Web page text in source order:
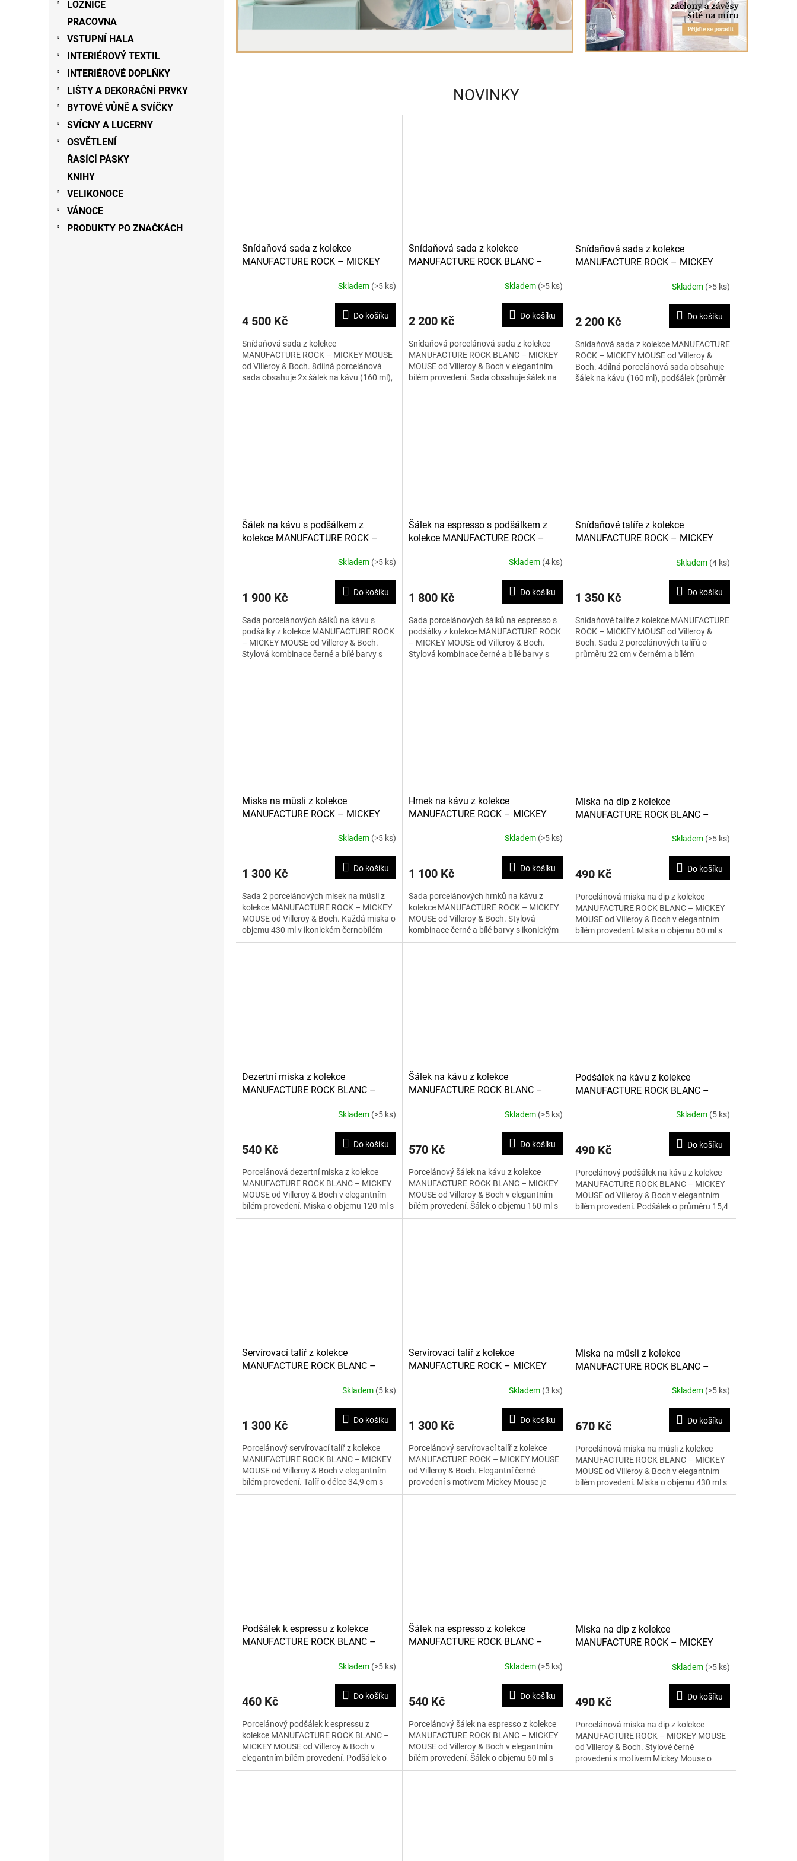
LOŽNICE
PRACOVNA
VSTUPNÍ HALA
INTERIÉROVÝ TEXTIL
INTERIÉROVÉ DOPLŇKY
LIŠTY A DEKORAČNÍ PRVKY
BYTOVÉ VŮNĚ A SVÍČKY
SVÍCNY A LUCERNY
OSVĚTLENÍ
ŘASÍCÍ PÁSKY
KNIHY
VELIKONOCE
VÁNOCE
PRODUKTY PO ZNAČKÁCH
š
e
NOVINKY
Snídaňová sada z kolekce
MANUFACTURE ROCK – MICKEY
Skladem (>5 ks)
4 500 Kč Do košíku
Snídaňová sada z kolekce
MANUFACTURE ROCK – MICKEY MOUSE
od Villeroy & Boch. 8dílná porcelánová
sada obsahuje 2× šálek na kávu (160 ml),
2× podšálek (průměr 15,4 cm), 2× misku...
Snídaňová sada z kolekce
MANUFACTURE ROCK BLANC –
Skladem (>5 ks)
2 200 Kč Do košíku
Snídaňová porcelánová sada z kolekce
MANUFACTURE ROCK BLANC – MICKEY
MOUSE od Villeroy & Boch v elegantním
bílém provedení. Sada obsahuje šálek na
kávu 160 ml, podšálek (průměr...
Snídaňová sada z kolekce
MANUFACTURE ROCK – MICKEY
Skladem (>5 ks)
2 200 Kč Do košíku
Snídaňová sada z kolekce MANUFACTURE
ROCK – MICKEY MOUSE od Villeroy &
Boch. 4dílná porcelánová sada obsahuje
šálek na kávu (160 ml), podšálek (průměr
15,4 cm), misku (430 ml) a...
Šálek na kávu s podšálkem z
kolekce MANUFACTURE ROCK –
Skladem (>5 ks)
1 900 Kč Do košíku
Sada porcelánových šálků na kávu s
podšálky z kolekce MANUFACTURE ROCK
– MICKEY MOUSE od Villeroy & Boch.
Stylová kombinace černé a bílé barvy s
motivem Mickey Mouse, ideální...
Šálek na espresso s podšálkem z
kolekce MANUFACTURE ROCK –
Skladem (4 ks)
1 800 Kč Do košíku
Sada porcelánových šálků na espresso s
podšálky z kolekce MANUFACTURE ROCK
– MICKEY MOUSE od Villeroy & Boch.
Stylová kombinace černé a bílé barvy s
motivem Mickey Mouse pro...
Snídaňové talíře z kolekce
MANUFACTURE ROCK – MICKEY
Skladem (4 ks)
1 350 Kč Do košíku
Snídaňové talíře z kolekce MANUFACTURE
ROCK – MICKEY MOUSE od Villeroy &
Boch. Sada 2 porcelánových talířů o
průměru 22 cm v černém a bílém
provedení s motivem Mickey Mouse.
Miska na müsli z kolekce
MANUFACTURE ROCK – MICKEY
Skladem (>5 ks)
1 300 Kč Do košíku
Sada 2 porcelánových misek na müsli z
kolekce MANUFACTURE ROCK – MICKEY
MOUSE od Villeroy & Boch. Každá miska o
objemu 430 ml v ikonickém černobílém
designu je ideální pro...
Hrnek na kávu z kolekce
MANUFACTURE ROCK – MICKEY
Skladem (>5 ks)
1 100 Kč Do košíku
Sada porcelánových hrnků na kávu z
kolekce MANUFACTURE ROCK – MICKEY
MOUSE od Villeroy & Boch. Stylová
kombinace černé a bílé barvy s ikonickým
motivem Mickey Mouse o objemu 280...
Miska na dip z kolekce
MANUFACTURE ROCK BLANC –
Skladem (>5 ks)
490 Kč Do košíku
Porcelánová miska na dip z kolekce
MANUFACTURE ROCK BLANC – MICKEY
MOUSE od Villeroy & Boch v elegantním
bílém provedení. Miska o objemu 60 ml s
motivem Mickey Mouse je ideální...
Dezertní miska z kolekce
MANUFACTURE ROCK BLANC –
Skladem (>5 ks)
540 Kč Do košíku
Porcelánová dezertní miska z kolekce
MANUFACTURE ROCK BLANC – MICKEY
MOUSE od Villeroy & Boch v elegantním
bílém provedení. Miska o objemu 120 ml s
motivem Mickey Mouse je...
Šálek na kávu z kolekce
MANUFACTURE ROCK BLANC –
Skladem (>5 ks)
570 Kč Do košíku
Porcelánový šálek na kávu z kolekce
MANUFACTURE ROCK BLANC – MICKEY
MOUSE od Villeroy & Boch v elegantním
bílém provedení. Šálek o objemu 160 ml s
motivem Mickey Mouse je...
Podšálek na kávu z kolekce
MANUFACTURE ROCK BLANC –
Skladem (5 ks)
490 Kč Do košíku
Porcelánový podšálek na kávu z kolekce
MANUFACTURE ROCK BLANC – MICKEY
MOUSE od Villeroy & Boch v elegantním
bílém provedení. Podšálek o průměru 15,4
cm s motivem Mickey Mouse...
Servírovací talíř z kolekce
MANUFACTURE ROCK BLANC –
Skladem (5 ks)
1 300 Kč Do košíku
Porcelánový servírovací talíř z kolekce
MANUFACTURE ROCK BLANC – MICKEY
MOUSE od Villeroy & Boch v elegantním
bílém provedení. Talíř o délce 34,9 cm s
motivem Mickey Mouse je...
Servírovací talíř z kolekce
MANUFACTURE ROCK – MICKEY
Skladem (3 ks)
1 300 Kč Do košíku
Porcelánový servírovací talíř z kolekce
MANUFACTURE ROCK – MICKEY MOUSE
od Villeroy & Boch. Elegantní černé
provedení s motivem Mickey Mouse je
ideální pro stylové servírování...
Miska na müsli z kolekce
MANUFACTURE ROCK BLANC –
Skladem (>5 ks)
670 Kč Do košíku
Porcelánová miska na müsli z kolekce
MANUFACTURE ROCK BLANC – MICKEY
MOUSE od Villeroy & Boch v elegantním
bílém provedení. Miska o objemu 430 ml s
motivem Mickey Mouse je...
Podšálek k espressu z kolekce
MANUFACTURE ROCK BLANC –
Skladem (>5 ks)
460 Kč Do košíku
Porcelánový podšálek k espressu z
kolekce MANUFACTURE ROCK BLANC –
MICKEY MOUSE od Villeroy & Boch v
elegantním bílém provedení. Podšálek o
průměru 12,1 cm s motivem Mickey...
Šálek na espresso z kolekce
MANUFACTURE ROCK BLANC –
Skladem (>5 ks)
540 Kč Do košíku
Porcelánový šálek na espresso z kolekce
MANUFACTURE ROCK BLANC – MICKEY
MOUSE od Villeroy & Boch v elegantním
bílém provedení. Šálek o objemu 60 ml s
motivem Mickey Mouse je...
Miska na dip z kolekce
MANUFACTURE ROCK – MICKEY
Skladem (>5 ks)
490 Kč Do košíku
Porcelánová miska na dip z kolekce
MANUFACTURE ROCK – MICKEY MOUSE
od Villeroy & Boch. Stylové černé
provedení s motivem Mickey Mouse o
objemu 60 ml je ideální pro servírování...